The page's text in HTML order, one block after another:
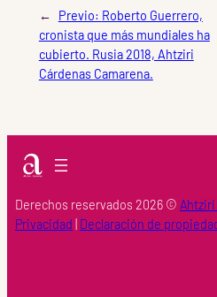
← Previo: Roberto Guerrero,
cronista que más mundiales ha
cubierto. Rusia 2018, Ahtziri
Cárdenas Camarena.
Derechos reservados 2026 © Ahtziri
Privacidad Declaración de